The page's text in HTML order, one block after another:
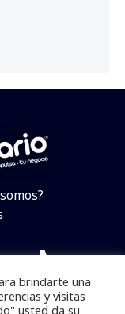
TikTok
brindarte una
y visitas
usted da su